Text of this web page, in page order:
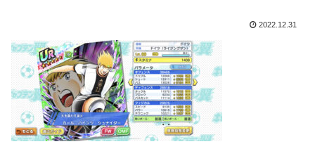
2022.12.31